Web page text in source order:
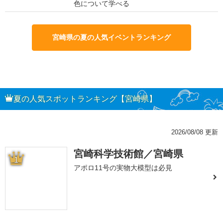
色について学べる
宮崎県の夏の人気イベントランキング
夏の人気スポットランキング【宮崎県】
2026/08/08 更新
1
宮崎科学技術館／宮崎県
アポロ11号の実物大模型は必見